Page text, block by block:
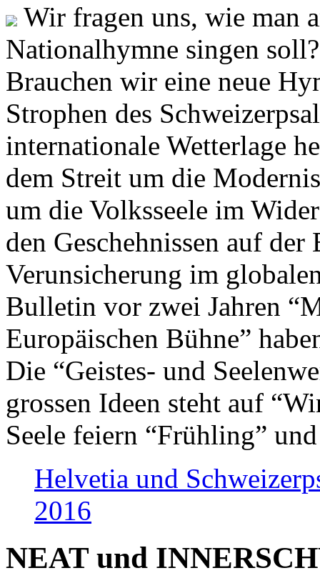
Wir fragen uns, wie man
Nationalhymne singen
Brauchen wir eine neue
Strophen des
internationale Wetterlage
dem Streit um die
um die Volksseele im
den Geschehnissen auf
Verunsicherung im
Bulletin vor zwei Jahren
Europäischen Bühne”
Die “Geistes- und
grossen Ideen steht auf
Seele feiern “Frühling”
Helvetia und
2016
NEAT und